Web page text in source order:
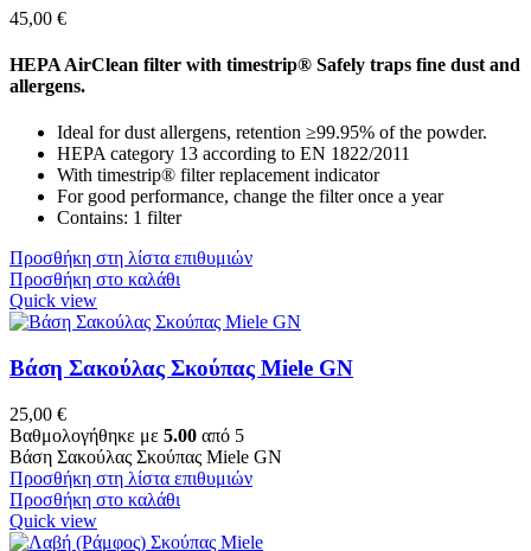
45,00 €
HEPA AirClean filter with timestrip® Safely traps fine dust and
allergens.
Ideal for dust allergens, retention ≥99.95% of the powder.
HEPA category 13 according to EN 1822/2011
With timestrip® filter replacement indicator
For good performance, change the filter once a year
Contains: 1 filter
Προσθήκη στη λίστα επιθυμιών
Προσθήκη στο καλάθι
Quick view
Βάση Σακούλας Σκούπας Miele GN
25,00 €
Βαθμολογήθηκε με 5.00 από 5
Βάση Σακούλας Σκούπας Miele GN
Προσθήκη στη λίστα επιθυμιών
Προσθήκη στο καλάθι
Quick view